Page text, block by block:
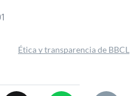
Ética y transparencia de BBCL